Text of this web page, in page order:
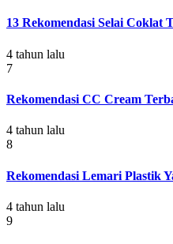
13 Rekomendasi Selai Coklat
4 tahun lalu
7
Rekomendasi CC Cream
4 tahun lalu
8
Rekomendasi Lemari Plastik
4 tahun lalu
9